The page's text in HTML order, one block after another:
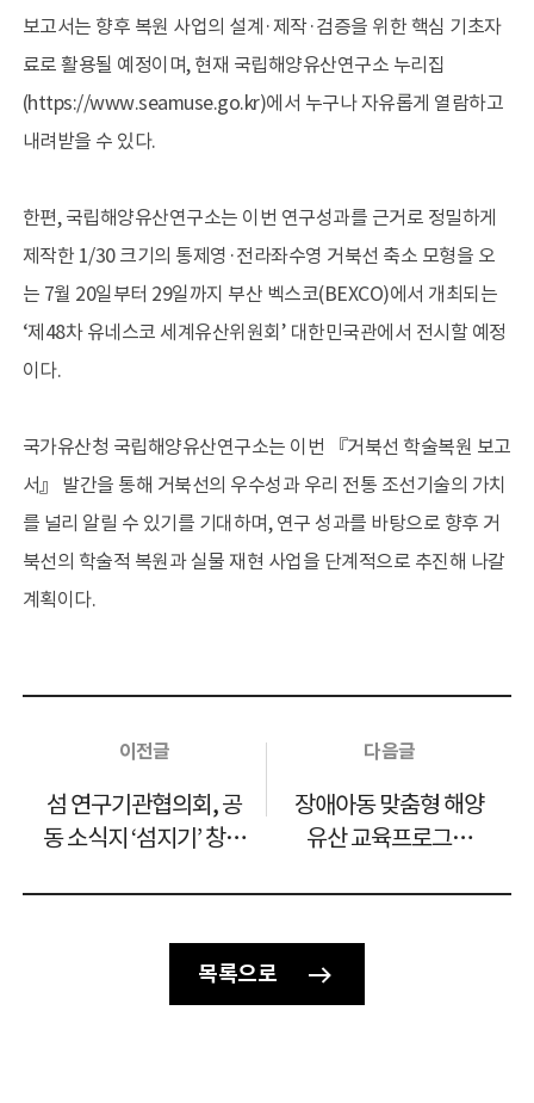
보고서는 향후 복원 사업의 설계·제작·검증을 위한 핵심 기초자
료로 활용될 예정이며, 현재 국립해양유산연구소 누리집
(https://www.seamuse.go.kr)에서 누구나 자유롭게 열람하고
내려받을 수 있다.
한편, 국립해양유산연구소는 이번 연구성과를 근거로 정밀하게
제작한 1/30 크기의 통제영·전라좌수영 거북선 축소 모형을 오
는 7월 20일부터 29일까지 부산 벡스코(BEXCO)에서 개최되는
‘제48차 유네스코 세계유산위원회’ 대한민국관에서 전시할 예정
이다.
국가유산청 국립해양유산연구소는 이번 『거북선 학술복원 보고
서』 발간을 통해 거북선의 우수성과 우리 전통 조선기술의 가치
를 널리 알릴 수 있기를 기대하며, 연구 성과를 바탕으로 향후 거
북선의 학술적 복원과 실물 재현 사업을 단계적으로 추진해 나갈
계획이다.
이전글
섬 연구기관협의회, 공
동 소식지 ‘섬지기’ 창간
다음글
장애아동 맞춤형 해양
유산 교육프로그램
운영
목록으로